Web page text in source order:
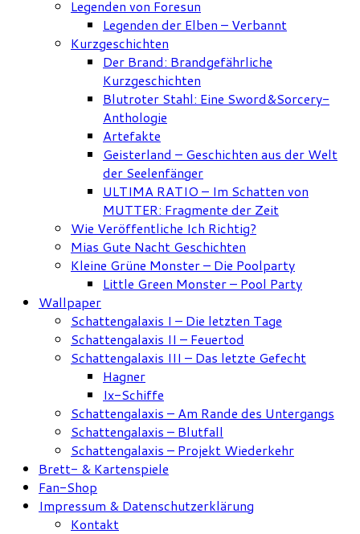
Legenden von Foresun
Legenden der Elben – Verbannt
Kurzgeschichten
Der Brand: Brandgefährliche
Kurzgeschichten
Blutroter Stahl: Eine Sword&Sorcery-
Anthologie
Artefakte
Geisterland – Geschichten aus der Welt
der Seelenfänger
ULTIMA RATIO – Im Schatten von
MUTTER: Fragmente der Zeit
Wie Veröffentliche Ich Richtig?
Mias Gute Nacht Geschichten
Kleine Grüne Monster – Die Poolparty
Little Green Monster – Pool Party
Wallpaper
Schattengalaxis I – Die letzten Tage
Schattengalaxis II – Feuertod
Schattengalaxis III – Das letzte Gefecht
Hagner
Ix-Schiffe
Schattengalaxis – Am Rande des Untergangs
Schattengalaxis – Blutfall
Schattengalaxis – Projekt Wiederkehr
Brett- & Kartenspiele
Fan-Shop
Impressum & Datenschutzerklärung
Kontakt